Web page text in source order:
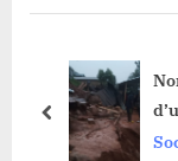
s
s
P
s
t
:
prev